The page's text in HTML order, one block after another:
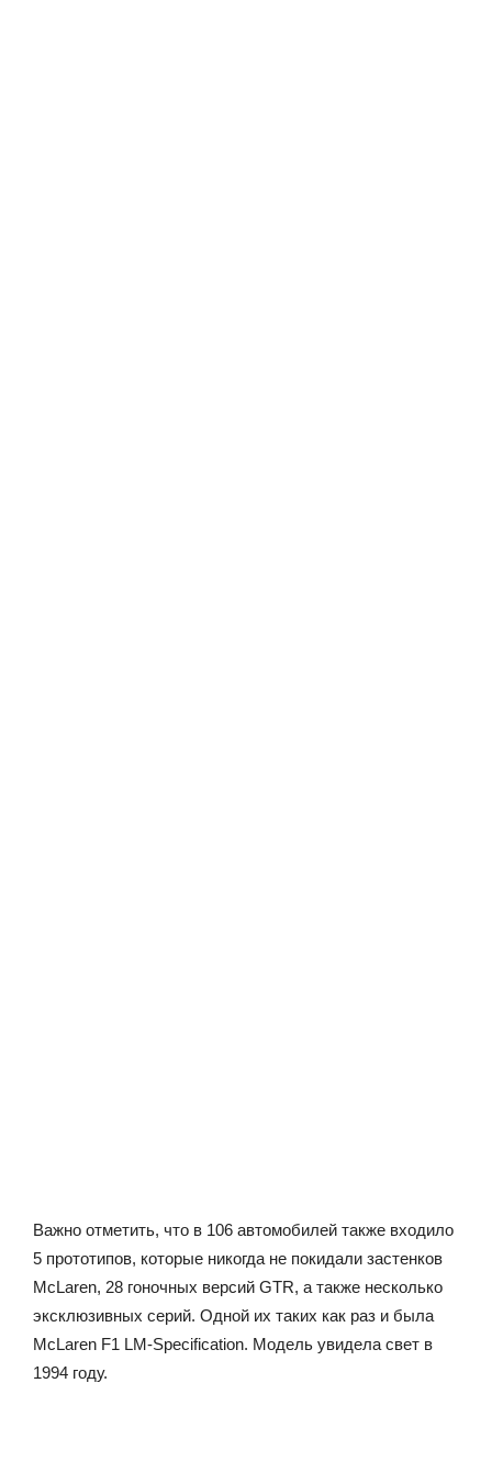
Важно отметить, что в 106 автомобилей также входило
5 прототипов, которые никогда не покидали застенков
McLaren, 28 гоночных версий GTR, а также несколько
эксклюзивных серий. Одной их таких как раз и была
McLaren F1 LM-Specification. Модель увидела свет в
1994 году.